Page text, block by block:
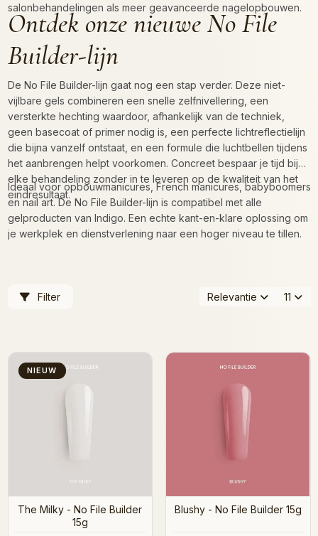
salonbehandelingen als meer geavanceerde nagelopbouwen.
Ontdek onze nieuwe No File
Builder-lijn
De No File Builder-lijn gaat nog een stap verder. Deze niet-
vijlbare gels combineren een snelle zelfnivellering, een
versterkte hechting waardoor, afhankelijk van de techniek,
geen basecoat of primer nodig is, een perfecte lichtreflectielijn
die bijna vanzelf ontstaat, en een formule die luchtbellen tijdens
het aanbrengen helpt voorkomen. Concreet bespaar je tijd bij
elke behandeling zonder in te leveren op de kwaliteit van het
eindresultaat.
Ideaal voor opbouwmanicures, French manicures, babyboomers
en nail art. De No File Builder-lijn is compatibel met alle
gelproducten van Indigo. Een echte kant-en-klare oplossing om
je werkplek en dienstverlening naar een hoger niveau te tillen.
Filter Relevantie 11
NIEUW
The Milky - No File Builder
15g
Blushy - No File Builder 15g